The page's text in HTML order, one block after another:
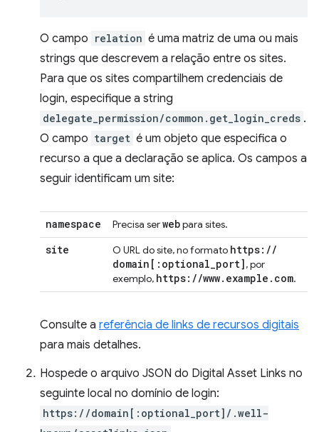
O campo relation é uma matriz de uma ou mais
strings que descrevem a relação entre os sites.
Para que os sites compartilhem credenciais de
login, especifique a string
delegate_permission/common.get_login_creds .
O campo target é um objeto que especifica o
recurso a que a declaração se aplica. Os campos a
seguir identificam um site:
namespace Precisa serwebpara sites.
site O URL do site, no formato https: //
domain [: optional_port], por
exemplo, https: //www. example . com.
Consulte a referência de links de recursos digitais
para mais detalhes.
Hospede o arquivo JSON do Digital Asset Links no
seguinte local no domínio de login:
https://domain[:optional_port]/.well-